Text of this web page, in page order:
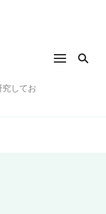
してお